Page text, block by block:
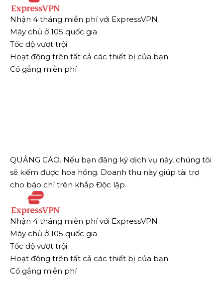
Nhận 4 tháng miễn phí với ExpressVPN
Máy chủ ở 105 quốc gia
Tốc độ vượt trội
Hoạt động trên tất cả các thiết bị của bạn
Cố gắng miễn phí
QUẢNG CÁO. Nếu bạn đăng ký dịch vụ này, chúng tôi
sẽ kiếm được hoa hồng. Doanh thu này giúp tài trợ
cho báo chí trên khắp Độc lập.
Nhận 4 tháng miễn phí với ExpressVPN
Máy chủ ở 105 quốc gia
Tốc độ vượt trội
Hoạt động trên tất cả các thiết bị của bạn
Cố gắng miễn phí